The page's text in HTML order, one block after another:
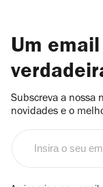
Um
Subscreva a nossa
novidades e o